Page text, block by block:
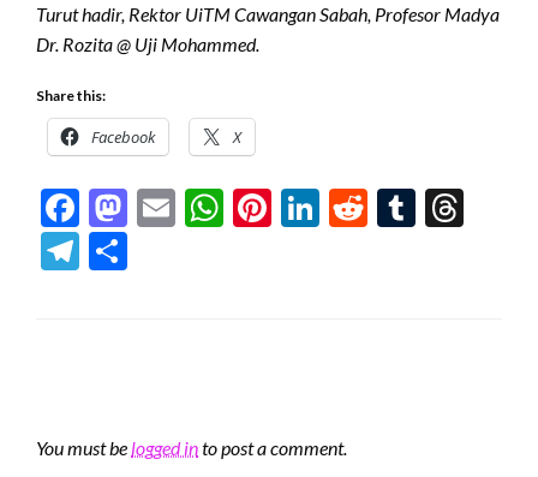
Turut hadir, Rektor UiTM Cawangan Sabah, Profesor Madya
Dr. Rozita @ Uji Mohammed.
Share this:
Facebook X
Facebook
Mastodon
EmailWhatsApp
Pinterest
LinkedIn
RedditTumblr
Telegram
You must be logged into post a comment.